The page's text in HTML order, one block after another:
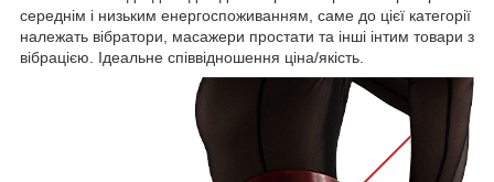
середнім і низьким енергоспоживанням, саме до цієї категорії
належать вібратори, масажери простати та інші інтим товари з
вібрацією. Ідеальне співвідношення ціна/якість.